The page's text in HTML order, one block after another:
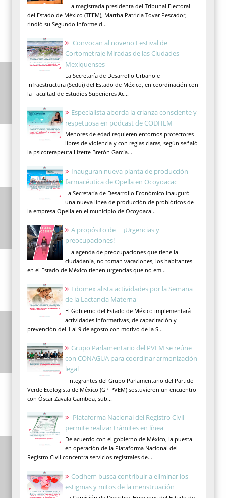
La magistrada presidenta del Tribunal Electoral
del Estado de México (TEEM), Martha Patricia Tovar Pescador,
rindió su Segundo Informe d...
Convocan al noveno Festival de
Cortometraje Miradas de las Ciudades
Mexiquenses
La Secretaría de Desarrollo Urbano e
Infraestructura (Sedui) del Estado de México, en coordinación con
la Facultad de Estudios Superiores Ac...
Especialista aborda la crianza consciente y
respetuosa en podcast de CODHEM
Menores de edad requieren entornos protectores
libres de violencia y con reglas claras, según señaló
la psicoterapeuta Lizette Bretón García...
Inauguran nueva planta de producción
farmacéutica de Opella en Ocoyoacac
La Secretaría de Desarrollo Económico inauguró
una nueva línea de producción de probióticos de
la empresa Opella en el municipio de Ocoyoaca...
A propósito de… ¡Urgencias y
preocupaciones!
La agenda de preocupaciones que tiene la
ciudadanía, no toman vacaciones, los habitantes
en el Estado de México tienen urgencias que no em...
Edomex alista actividades por la Semana
de la Lactancia Materna
El Gobierno del Estado de México implementará
actividades informativas, de capacitación y
prevención del 1 al 9 de agosto con motivo de la S...
Grupo Parlamentario del PVEM se reúne
con CONAGUA para coordinar armonización
legal
Integrantes del Grupo Parlamentario del Partido
Verde Ecologista de México (GP PVEM) sostuvieron un encuentro
con Óscar Zavala Gamboa, sub...
Plataforma Nacional del Registro Civil
permite realizar trámites en línea
De acuerdo con el gobierno de México, la puesta
en operación de la Plataforma Nacional del
Registro Civil concentra servicios registrales de...
Codhem busca contribuir a eliminar los
estigmas y mitos de la menstruación